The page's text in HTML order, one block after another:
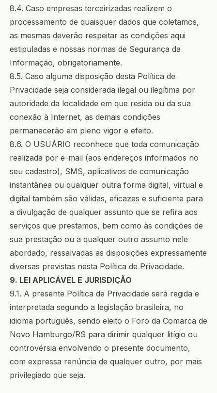
8.4. Caso empresas terceirizadas realizem o
processamento de quaisquer dados que coletamos,
as mesmas deverão respeitar as condições aqui
estipuladas e nossas normas de Segurança da
Informação, obrigatoriamente.
8.5. Caso alguma disposição desta Política de
Privacidade seja considerada ilegal ou ilegítima por
autoridade da localidade em que resida ou da sua
conexão à Internet, as demais condições
permanecerão em pleno vigor e efeito.
8.6. O USUÁRIO reconhece que toda comunicação
realizada por e-mail (aos endereços informados no
seu cadastro), SMS, aplicativos de comunicação
instantânea ou qualquer outra forma digital, virtual e
digital também são válidas, eficazes e suficiente para
a divulgação de qualquer assunto que se refira aos
serviços que prestamos, bem como às condições de
sua prestação ou a qualquer outro assunto nele
abordado, ressalvadas as disposições expressamente
diversas previstas nesta Política de Privacidade.
9. LEI APLICÁVEL E JURISDIÇÃO
9.1. A presente Política de Privacidade será regida e
interpretada segundo a legislação brasileira, no
idioma português, sendo eleito o Foro da Comarca de
Novo Hamburgo/RS para dirimir qualquer litígio ou
controvérsia envolvendo o presente documento,
com expressa renúncia de qualquer outro, por mais
privilegiado que seja.